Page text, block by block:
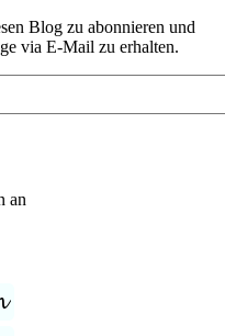
Blog zu abonnieren und
via E-Mail zu erhalten.
an